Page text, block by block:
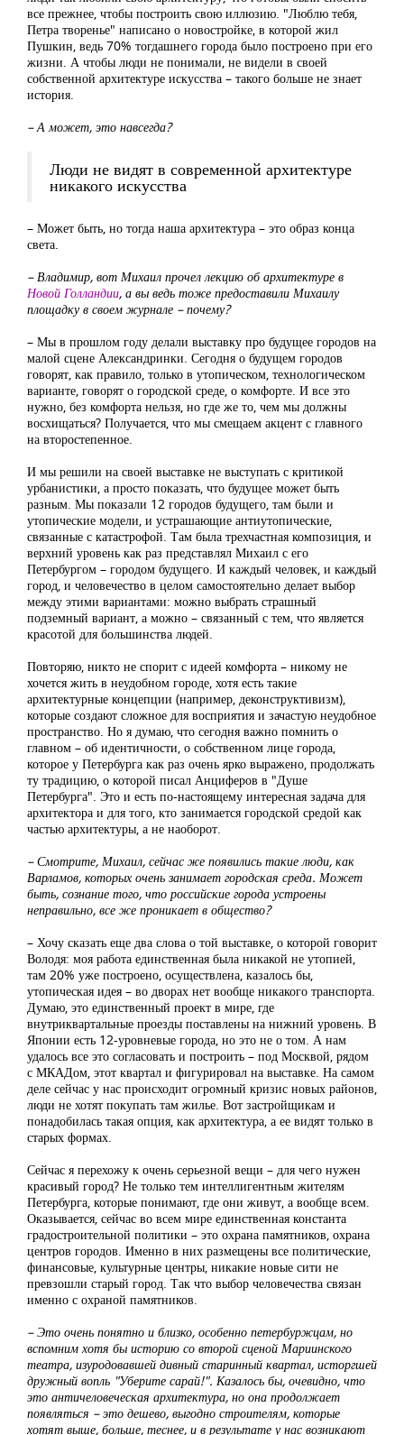
все прежнее, чтобы построить свою иллюзию. "Люблю тебя,
Петра творенье" написано о новостройке, в которой жил
Пушкин, ведь 70% тогдашнего города было построено при его
жизни. А чтобы люди не понимали, не видели в своей
собственной архитектуре искусства – такого больше не знает
история.
– А может, это навсегда?
Люди не видят в современной архитектуре
никакого искусства
– Может быть, но тогда наша архитектура – это образ конца
света.
– Владимир, вот Михаил прочел лекцию об архитектуре в
Новой Голландии, а вы ведь тоже предоставили Михаилу
площадку в своем журнале – почему?
– Мы в прошлом году делали выставку про будущее городов на
малой сцене Александринки. Сегодня о будущем городов
говорят, как правило, только в утопическом, технологическом
варианте, говорят о городской среде, о комфорте. И все это
нужно, без комфорта нельзя, но где же то, чем мы должны
восхищаться? Получается, что мы смещаем акцент с главного
на второстепенное.
И мы решили на своей выставке не выступать с критикой
урбанистики, а просто показать, что будущее может быть
разным. Мы показали 12 городов будущего, там были и
утопические модели, и устрашающие антиутопические,
связанные с катастрофой. Там была трехчастная композиция, и
верхний уровень как раз представлял Михаил с его
Петербургом – городом будущего. И каждый человек, и каждый
город, и человечество в целом самостоятельно делает выбор
между этими вариантами: можно выбрать страшный
подземный вариант, а можно – связанный с тем, что является
красотой для большинства людей.
Повторяю, никто не спорит с идеей комфорта – никому не
хочется жить в неудобном городе, хотя есть такие
архитектурные концепции (например, деконструктивизм),
которые создают сложное для восприятия и зачастую неудобное
пространство. Но я думаю, что сегодня важно помнить о
главном – об идентичности, о собственном лице города,
которое у Петербурга как раз очень ярко выражено, продолжать
ту традицию, о которой писал Анциферов в "Душе
Петербурга". Это и есть по-настоящему интересная задача для
архитектора и для того, кто занимается городской средой как
частью архитектуры, а не наоборот.
– Смотрите, Михаил, сейчас же появились такие люди, как
Варламов, которых очень занимает городская среда. Может
быть, сознание того, что российские города устроены
неправильно, все же проникает в общество?
– Хочу сказать еще два слова о той выставке, о которой говорит
Володя: моя работа единственная была никакой не утопией,
там 20% уже построено, осуществлена, казалось бы,
утопическая идея – во дворах нет вообще никакого транспорта.
Думаю, это единственный проект в мире, где
внутриквартальные проезды поставлены на нижний уровень. В
Японии есть 12-уровневые города, но это не о том. А нам
удалось все это согласовать и построить – под Москвой, рядом
с МКАДом, этот квартал и фигурировал на выставке. На самом
деле сейчас у нас происходит огромный кризис новых районов,
люди не хотят покупать там жилье. Вот застройщикам и
понадобилась такая опция, как архитектура, а ее видят только в
старых формах.
Сейчас я перехожу к очень серьезной вещи – для чего нужен
красивый город? Не только тем интеллигентным жителям
Петербурга, которые понимают, где они живут, а вообще всем.
Оказывается, сейчас во всем мире единственная константа
градостроительной политики – это охрана памятников, охрана
центров городов. Именно в них размещены все политические,
финансовые, культурные центры, никакие новые сити не
превзошли старый город. Так что выбор человечества связан
именно с охраной памятников.
– Это очень понятно и близко, особенно петербуржцам, но
вспомним хотя бы историю со второй сценой Мариинского
театра, изуродовавшей дивный старинный квартал, исторгшей
дружный вопль "Уберите сарай!". Казалось бы, очевидно, что
это античеловеческая архитектура, но она продолжает
появляться – это дешево, выгодно строителям, которые
хотят выше, больше, теснее, и в результате у нас возникают